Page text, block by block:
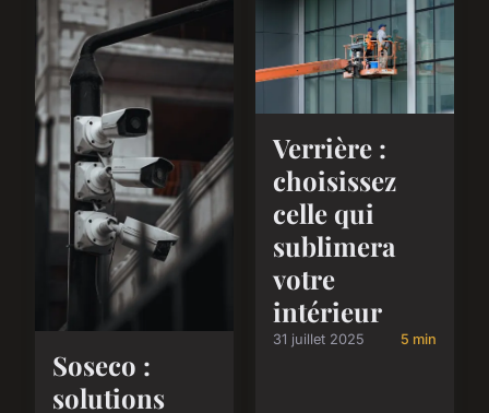
Soseco :
solutions
Verrière :
choisissez
celle qui
sublimera
votre
intérieur
31 juillet 2025 5 min